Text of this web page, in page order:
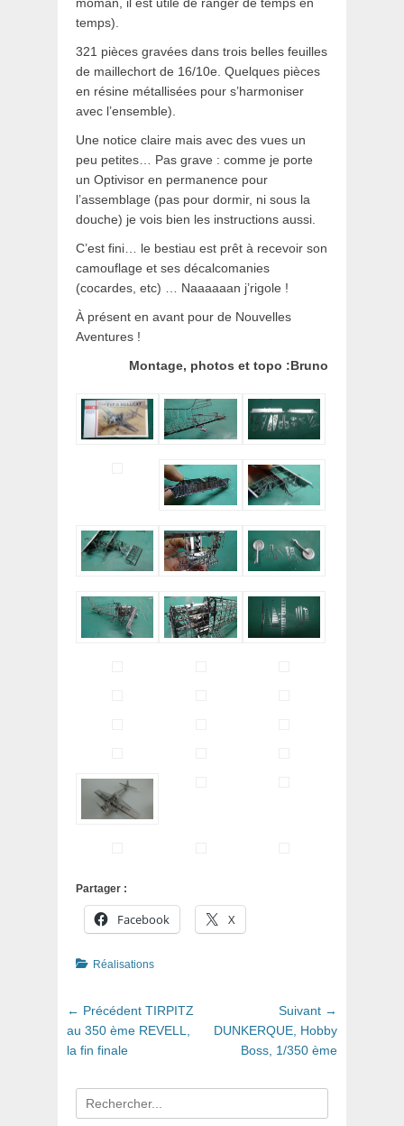
temps).
321 pièces gravées dans trois belles feuilles
de maillechort de 16/10e. Quelques pièces
en résine métallisées pour s’harmoniser
avec l’ensemble).
Une notice claire mais avec des vues un
peu petites… Pas grave : comme je porte
un Optivisor en permanence pour
l’assemblage (pas pour dormir, ni sous la
douche) je vois bien les instructions aussi.
C’est fini… le bestiau est prêt à recevoir son
camouflage et ses décalcomanies
(cocardes, etc) … Naaaaaan j’rigole !
À présent en avant pour de Nouvelles
Aventures !
Montage, photos et topo :Bruno
Partager :
Facebook X
Catégories
Réalisations
Navigation
de
l’article
← Précédent Article
précédent
TIRPITZ
au 350 ème REVELL,
la fin finale
Suivant →
suivant
:
DUNKERQUE, Hobby
Boss, 1/350 ème
Recherche
pour